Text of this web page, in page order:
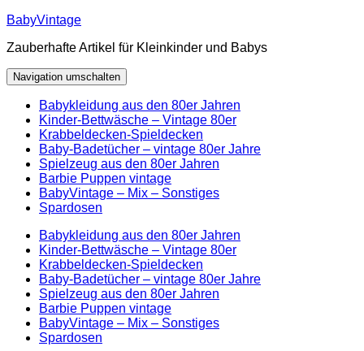
Zum
springen
BabyVintage
Zauberhafte Artikel für Kleinkinder und Babys
Navigation umschalten
Babykleidung aus den 80er Jahren
Kinder-Bettwäsche – Vintage 80er
Krabbeldecken-Spieldecken
Baby-Badetücher – vintage 80er Jahre
Spielzeug aus den 80er Jahren
Barbie Puppen vintage
BabyVintage – Mix – Sonstiges
Spardosen
Babykleidung aus den 80er Jahren
Kinder-Bettwäsche – Vintage 80er
Krabbeldecken-Spieldecken
Baby-Badetücher – vintage 80er Jahre
Spielzeug aus den 80er Jahren
Barbie Puppen vintage
BabyVintage – Mix – Sonstiges
Spardosen